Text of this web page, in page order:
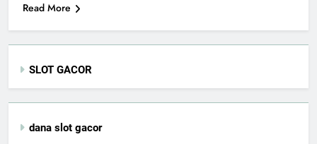
Read More
SLOT GACOR
dana slot gacor